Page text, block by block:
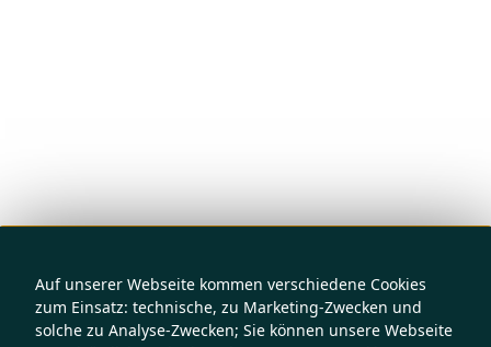
Auf unserer Webseite kommen verschiedene Cookies
zum Einsatz: technische, zu Marketing-Zwecken und
solche zu Analyse-Zwecken; Sie können unsere Webseite